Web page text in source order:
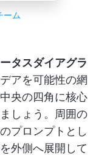
ーム
タスダイアグラ
アを可能性の網
央の四角に核心
しょう。周囲の
プロンプトとし
外側へ展開して